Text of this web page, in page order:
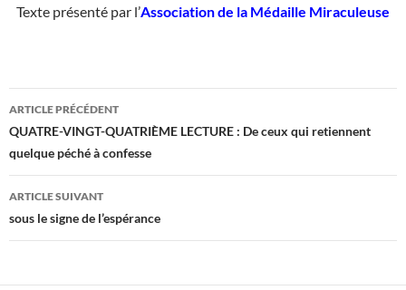
Texte présenté par l’Association de la Médaille Miraculeuse
Navigation
des
articles
ARTICLE PRÉCÉDENT
QUATRE-VINGT-QUATRIÈME LECTURE : De ceux qui retiennent
quelque péché à confesse
ARTICLE SUIVANT
sous le signe de l’espérance